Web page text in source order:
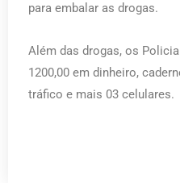
para embalar as drogas.
Além das drogas, os
1200,00 em dinheiro,
tráfico e mais 03 celulares.